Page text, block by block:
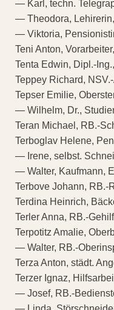
— Karl, techn.
— Theodora,
— Viktoria,
Teni Anton,
Tenta Edwin, Dipl.-
Teppey Richard,
Tepser Emilie,
— Wilhelm, Dr.,
Teran Michael, RB.-
Terboglav Helene,
— Irene, selbst.
— Walter, Kaufmann,
Terbove Johann, RB.-
Terdina Heinrich,
Terler Anna, RB.-
Terpotitz Amalie,
— Walter, RB.-
Terza Anton, städt.
Terzer Ignaz,
— Josef, RB.-